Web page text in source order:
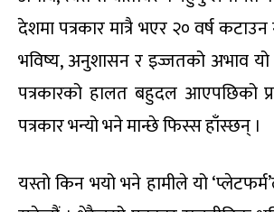
देशमा पत्रकार मात्रै भएर २० वर्ष
भविष्य, अनुशासन र इज्जतको अभाव यो
पत्रकारको हालत बहुदल आएपछिको
पत्रकार भन्यो भने मान्छे फिस्स हाँस्छन् ।
यस्तो किन भयो भने हामीले यो